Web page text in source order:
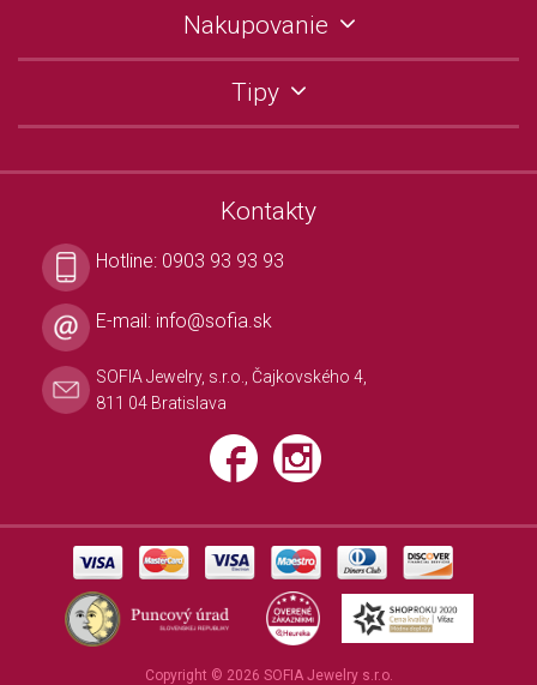
Nakupovanie
Tipy
Kontakty
Hotline: 0903 93 93 93
E-mail: info@sofia.sk
SOFIA Jewelry, s.r.o., Čajkovského 4,
811 04 Bratislava
Copyright © 2026 SOFIA Jewelry s.r.o.